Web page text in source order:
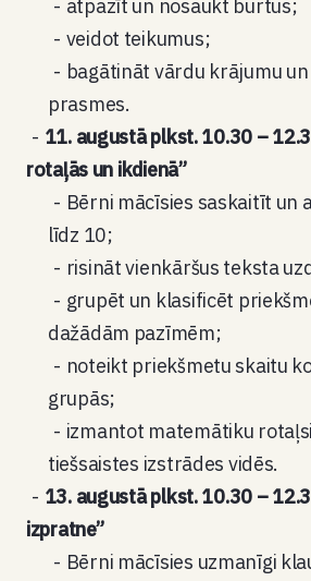
atpazīt un nosaukt burtus;
veidot teikumus;
bagātināt vārdu krājumu
prasmes.
11. augustā plkst. 10.30 –
rotaļās un ikdienā”
Bērni mācīsies saskaitīt un
līdz 10;
risināt vienkāršus teksta
grupēt un klasificēt
dažādām pazīmēm;
noteikt priekšmetu skaitu
grupās;
izmantot matemātiku
tiešsaistes izstrādes vidēs.
13. augustā plkst. 10.30 –
izpratne”
Bērni mācīsies uzmanīgi